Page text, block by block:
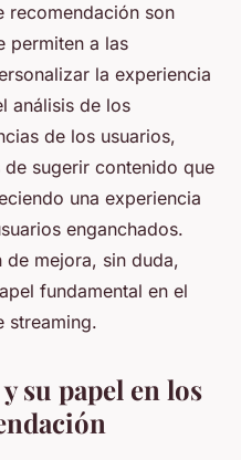
recomendación son
permiten a las
la experiencia
análisis de los
de los usuarios,
sugerir contenido que
una experiencia
enganchados.
de mejora, sin duda,
fundamental en el
streaming.
su papel en los